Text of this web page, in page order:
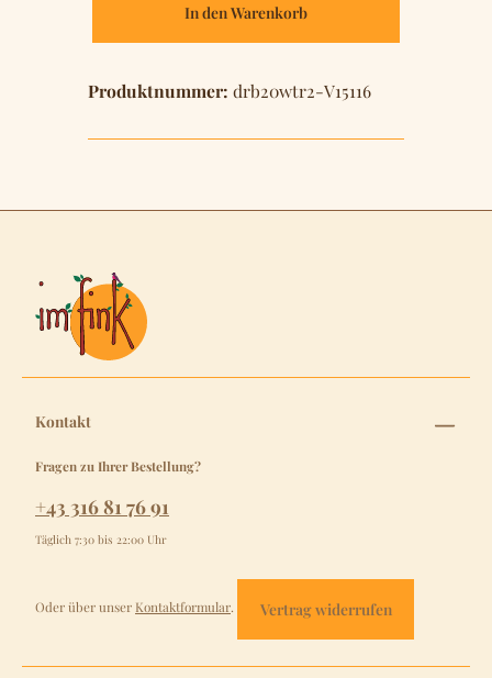
In den Warenkorb
Produktnummer: drb20wtr2-V15116
Kontakt
Fragen zu Ihrer Bestellung?
+43 316 81 76 91
Täglich 7:30 bis 22:00 Uhr
Oder über unser Kontaktformular. Vertrag widerrufen